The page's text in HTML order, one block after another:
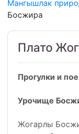
Мангышлак
Босжира
Плато
Прогулки и
Урочище
Жогарлы